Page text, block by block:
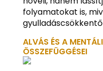
folyamatokat is,
ALVÁS ÉS A
ÖSSZEFÜGGÉSEI